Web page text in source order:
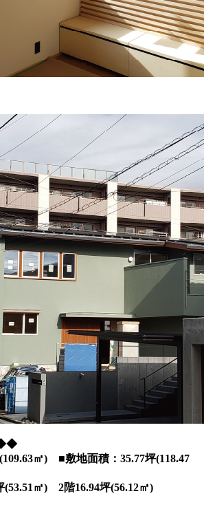
◆◆
㎡) ■敷地面積：35.77坪(118.47
(53.51㎡) 2階16.94坪(56.12㎡)